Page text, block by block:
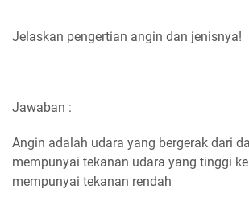
Jelaskan pengertian angin dan jenisnya!
Jawaban :
Angin adalah udara yang bergerak dari
mempunyai tekanan udara yang tinggi
mempunyai tekanan rendah